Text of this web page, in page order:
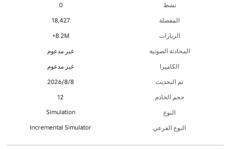
نشط
0
المفضلة
18,427
الزيارات
8.2M+
المحادثة الصوتية
غير مدعوم
الكاميرا
غير مدعوم
تم التحديث
8‏/8‏/2026
حجم الخادم
12
النوع
Simulation
النوع الفرعي Incremental Simulator